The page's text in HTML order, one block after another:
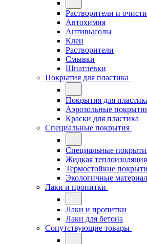
Растворители и
Автохимия
Антивысолы
Клеи
Растворители
Смывки
Шпатлевки
Покрытия для пластика
Покрытия для
Аэрозольные
Краски для пластика
Специальные покрытия
Специальные
Жидкая теплоизоляция
Термостойкие
Экологичные
Лаки и пропитки
Лаки и пропитки
Лаки для бетона
Сопутствующие товары